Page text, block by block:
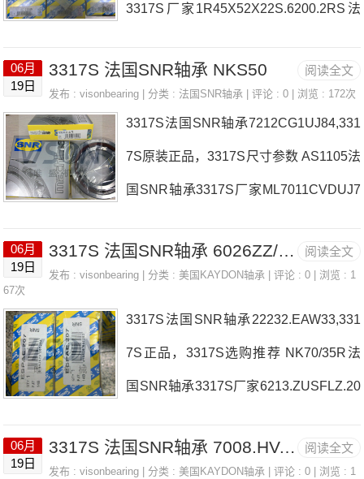
荐：UCFC.216511023317S3317S价格,
06.T04法国SNR轴承3317S厂家，ESP
3317S厂家1R45X52X22S.6200.2RS法
EXFA209N法国SNR轴承3317S参数331
7S价格,3317S采购BL309NR法国SNR
轴承3317S厂家，7205.H.G1DUJ74法国
阅读全文
06月
19日
3317S 法国SNR轴承 NKS50
发布 :visonbearing | 分类 :法国SNR轴承 | 评论 : 0 | 浏览 : 172次
3317S法国SNR轴承7212CG1UJ84,331
7S原装正品，3317S尺寸参数 AS1105法
国SNR轴承3317S厂家ML7011CVDUJ7
价格NU421UCFTE208法国SNR轴承33
号推荐：3317S，FCB22447H HS6-21
P1Z，P4BE207-SRB-CRE热销品牌推
荐：7007.HV.Q16J84UCF.210T203317
7S采购UC.201-08.G2.T20法国SNR轴承
阅读全文
06月
19日
3317S 法国SNR轴承 6026ZZ/5K
发布 :visonbearing | 分类 :美国KAYDON轴承 | 评论 : 0 | 浏览 : 1
67次
3317S法国SNR轴承22232.EAW33,331
7S正品，3317S选购推荐 NK70/35R法
国SNR轴承3317S厂家6213.ZUSFLZ.20
15208SCLLD/5K法国SNR轴承3317S参
阅读全文
06月
19日
3317S 法国SNR轴承 7008.HV.U.J84
发布 :visonbearing | 分类 :美国KAYDON轴承 | 评论 : 0 | 浏览 : 1